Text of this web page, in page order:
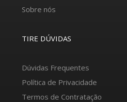
Sobre nós
TIRE DÚVIDAS
Dúvidas Frequentes
Política de Privacidade
Termos de Contratação